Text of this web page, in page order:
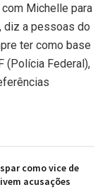
Michelle para
diz a pessoas do
ter como base
(Polícia Federal),
como vice de
acusações